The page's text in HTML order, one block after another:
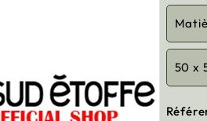
50 x